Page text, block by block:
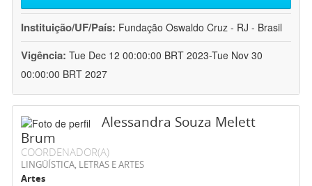
Instituição/UF/País: Fundação Oswaldo Cruz - RJ - Brasil
Vigência: Tue Dec 12 00:00:00 BRT 2023-Tue Nov 30
00:00:00 BRT 2027
Alessandra Souza Melett
Brum
COORDENADOR(A)
LINGÜÍSTICA, LETRAS E ARTES
Artes